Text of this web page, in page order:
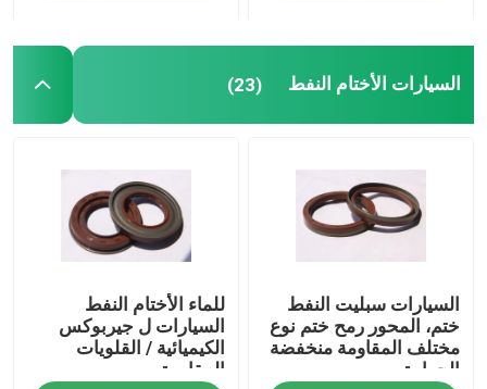
السيارات الأختام النفط (23)
السيارات سبليت النفط
ختم، المحور رمح ختم نوع
مختلف المقاومة منخفضة
الحرارة
للماء الأختام النفط
السيارات ل جيربوكس
الكيميائية / القلويات
المقاومة